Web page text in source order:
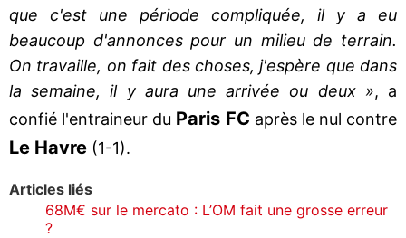
que c'est une période compliquée, il y a eu
beaucoup d'annonces pour un milieu de terrain.
On travaille, on fait des choses, j'espère que dans
la semaine, il y aura une arrivée ou deux », a
confié l'entraineur du Paris FC après le nul contre
Le Havre (1-1).
Articles liés
68M€ sur le mercato : L’OM fait une grosse erreur
?